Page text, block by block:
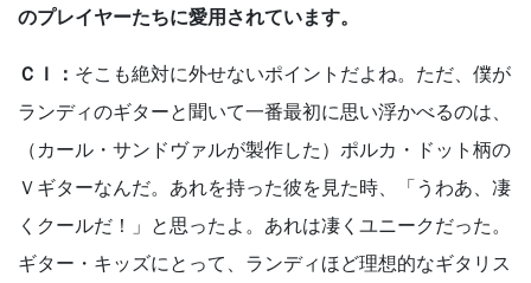
のプレイヤーたちに愛用されています。
ＣＩ： そこも絶対に外せないポイントだよね。ただ、僕が
ランディのギターと聞いて一番最初に思い浮かべるのは、
（カール・サンドヴァルが製作した）ポルカ・ドット柄の
Ｖギターなんだ。あれを持った彼を見た時、「うわあ、凄
くクールだ！」と思ったよ。あれは凄くユニークだった。
ギター・キッズにとって、ランディほど理想的なギタリス